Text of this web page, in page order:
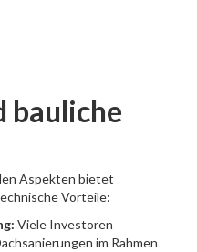
bauliche
Aspekten bietet
Vorteile:
Viele Investoren
im Rahmen